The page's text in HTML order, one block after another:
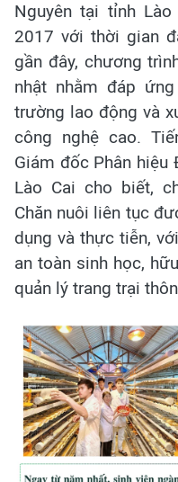
Nguyên tại tỉnh
2017 với thời gian
gần đây, chương
nhật nhằm đáp
trường lao động và
công nghệ cao.
Giám đốc Phân hiệu
Lào Cai cho biết,
Chăn nuôi liên tục
dụng và thực tiễn,
an toàn sinh học,
quản lý trang trại